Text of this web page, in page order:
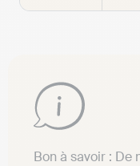
Bon à savoir :